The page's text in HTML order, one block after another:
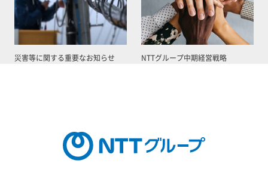
災害等に関する重要なお知らせ NTTグループ中期経営戦略